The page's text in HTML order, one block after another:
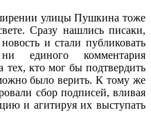
улицы Пушкина тоже
Сразу нашлись писаки,
и стали публиковать
единого комментария
тех, кто мог бы подтвердить
было верить. К тому же
сбор подписей, вливая
и агитируя их выступать